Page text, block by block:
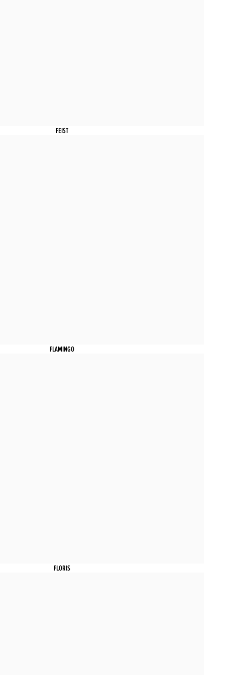
FEIST
FLAMINGO
FLORIS